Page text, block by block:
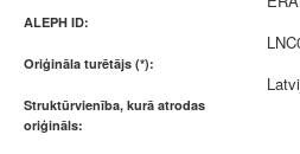
ALEPH ID:
Oriģināla turētājs (*):
Struktūrvienība, kurā atrodas
oriģināls: